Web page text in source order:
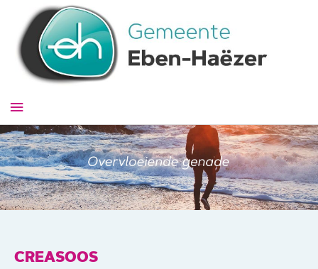
inhoud
Hoofdmenu
CREASOOS